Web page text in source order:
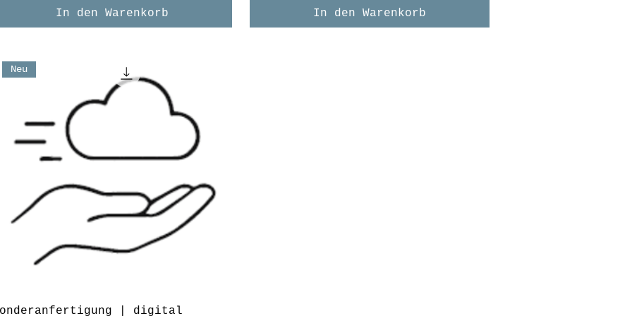
In den Warenkorb In den Warenkorb
Neu
| digital